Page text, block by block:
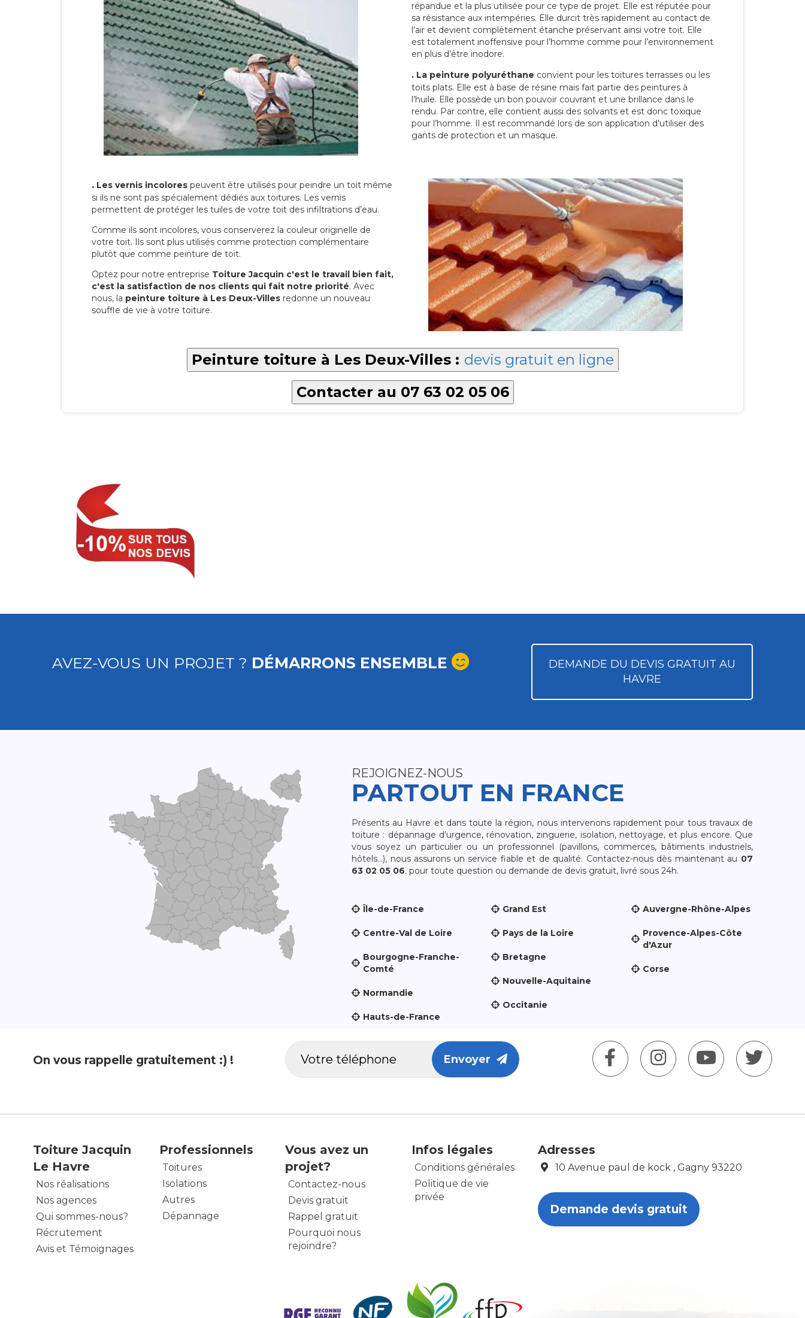
répandue et la plus utilisée pour ce type de projet. Elle est réputée pour
sa résistance aux intempéries. Elle durcit très rapidement au contact de
l’air et devient complètement étanche préservant ainsi votre toit. Elle
est totalement inoffensive pour l’homme comme pour l’environnement
en plus d’être inodore.
. La peinture polyuréthane convient pour les toitures terrasses ou les
toits plats. Elle est à base de résine mais fait partie des peintures à
l’huile. Elle possède un bon pouvoir couvrant et une brillance dans le
rendu. Par contre, elle contient aussi des solvants et est donc toxique
pour l’homme. Il est recommandé lors de son application d’utiliser des
gants de protection et un masque.
. Les vernis incolores peuvent être utilisés pour peindre un toit même
si ils ne sont pas spécialement dédiés aux toitures. Les vernis
permettent de protéger les tuiles de votre toit des infiltrations d’eau.
Comme ils sont incolores, vous conserverez la couleur originelle de
votre toit. Ils sont plus utilisés comme protection complémentaire
plutôt que comme peinture de toit.
Optez pour notre entreprise Toiture Jacquin c'est le travail bien fait,
c'est la satisfaction de nos clients qui fait notre priorité. Avec
nous, la peinture toiture à Les Deux-Villes redonne un nouveau
souffle de vie à votre toiture.
Peinture toiture à Les Deux-Villes : devis gratuit en ligne
Contacter au 07 63 02 05 06
AVEZ-VOUS UN PROJET ? DÉMARRONS ENSEMBLE
DEMANDE DU DEVIS GRATUIT AU
HAVRE
REJOIGNEZ-NOUS
PARTOUT EN FRANCE
Présents au Havre et dans toute la région, nous intervenons rapidement pour tous travaux de
toiture : dépannage d’urgence, rénovation, zinguerie, isolation, nettoyage, et plus encore. Que
vous soyez un particulier ou un professionnel (pavillons, commerces, bâtiments industriels,
hôtels…), nous assurons un service fiable et de qualité. Contactez-nous dès maintenant au 07
63 02 05 06. pour toute question ou demande de devis gratuit, livré sous 24h.
Île-de-France
Centre-Val de Loire
Bourgogne-Franche-
Comté
Normandie
Hauts-de-France
Grand Est
Pays de la Loire
Bretagne
Nouvelle-Aquitaine
Occitanie
Auvergne-Rhône-Alpes
Provence-Alpes-Côte
d'Azur
Corse
On vous rappelle gratuitement :) ! Envoyer
Toiture Jacquin
Le Havre
Nos réalisations
Nos agences
Qui sommes-nous?
Récrutement
Avis et Témoignages
Professionnels
Toitures
Isolations
Autres
Dépannage
Vous avez un
projet?
Contactez-nous
Devis gratuit
Rappel gratuit
Pourquoi nous
rejoindre?
Infos légales
Conditions générales
Politique de vie
privée
Adresses
10 Avenue paul de kock , Gagny 93220
Demande devis gratuit